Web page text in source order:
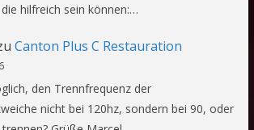
hilfreich sein können:…
Canton Plus C Restauration
den Trennfrequenz der
nicht bei 120hz, sondern bei 90, oder